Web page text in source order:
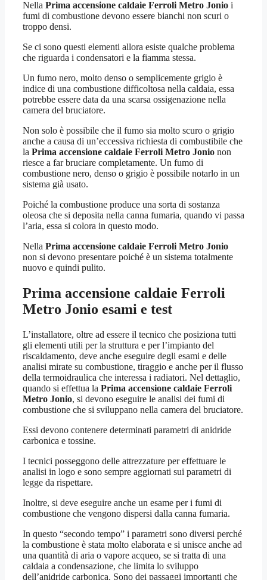
Nella Prima accensione caldaie Ferroli Metro Jonio i
fumi di combustione devono essere bianchi non scuri o
troppo densi.
Se ci sono questi elementi allora esiste qualche problema
che riguarda i condensatori e la fiamma stessa.
Un fumo nero, molto denso o semplicemente grigio è
indice di una combustione difficoltosa nella caldaia, essa
potrebbe essere data da una scarsa ossigenazione nella
camera del bruciatore.
Non solo è possibile che il fumo sia molto scuro o grigio
anche a causa di un’eccessiva richiesta di combustibile che
la Prima accensione caldaie Ferroli Metro Jonio non
riesce a far bruciare completamente. Un fumo di
combustione nero, denso o grigio è possibile notarlo in un
sistema già usato.
Poiché la combustione produce una sorta di sostanza
oleosa che si deposita nella canna fumaria, quando vi passa
l’aria, essa si colora in questo modo.
Nella Prima accensione caldaie Ferroli Metro Jonio
non si devono presentare poiché è un sistema totalmente
nuovo e quindi pulito.
Prima accensione caldaie Ferroli
Metro Jonio esami e test
L’installatore, oltre ad essere il tecnico che posiziona tutti
gli elementi utili per la struttura e per l’impianto del
riscaldamento, deve anche eseguire degli esami e delle
analisi mirate su combustione, tiraggio e anche per il flusso
della termoidraulica che interessa i radiatori. Nel dettaglio,
quando si effettua la Prima accensione caldaie Ferroli
Metro Jonio, si devono eseguire le analisi dei fumi di
combustione che si sviluppano nella camera del bruciatore.
Essi devono contenere determinati parametri di anidride
carbonica e tossine.
I tecnici posseggono delle attrezzature per effettuare le
analisi in logo e sono sempre aggiornati sui parametri di
legge da rispettare.
Inoltre, si deve eseguire anche un esame per i fumi di
combustione che vengono dispersi dalla canna fumaria.
In questo “secondo tempo” i parametri sono diversi perché
la combustione è stata molto elaborata e si unisce anche ad
una quantità di aria o vapore acqueo, se si tratta di una
caldaia a condensazione, che limita lo sviluppo
dell’anidride carbonica. Sono dei passaggi importanti che